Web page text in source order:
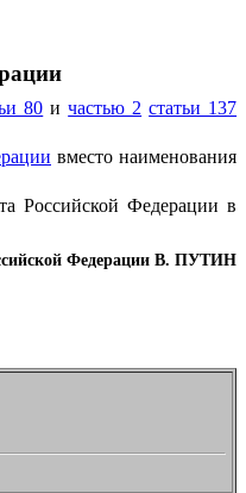
80 ичастью 2 статьи 137
вместо наименования
Российской Федерации в
Федерации В. ПУТИН